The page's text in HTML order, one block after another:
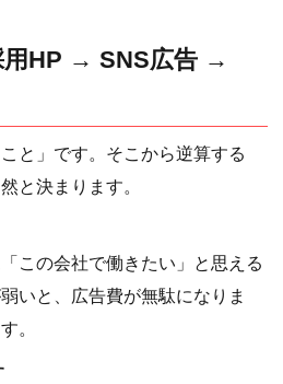
用HP → SNS広告 →
と」です。そこから逆算する
と決まります。
この会社で働きたい」と思える
いと、広告費が無駄になりま
。